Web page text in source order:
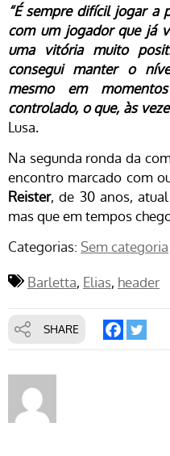
“É sempre difícil jogar a
com um jogador que já
uma vitória muito
consegui manter o
mesmo em
controlado, o que, às
Lusa.
Na segunda ronda da
encontro marcado com
Reister, de 30 anos,
mas que em tempos
Categorias: Sem categoria
Barletta Elias header
SHARE